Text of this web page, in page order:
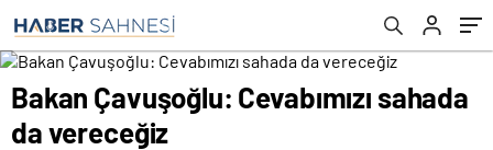
Bakan Çavuşoğlu: Cevabımızı sahada
da vereceğiz